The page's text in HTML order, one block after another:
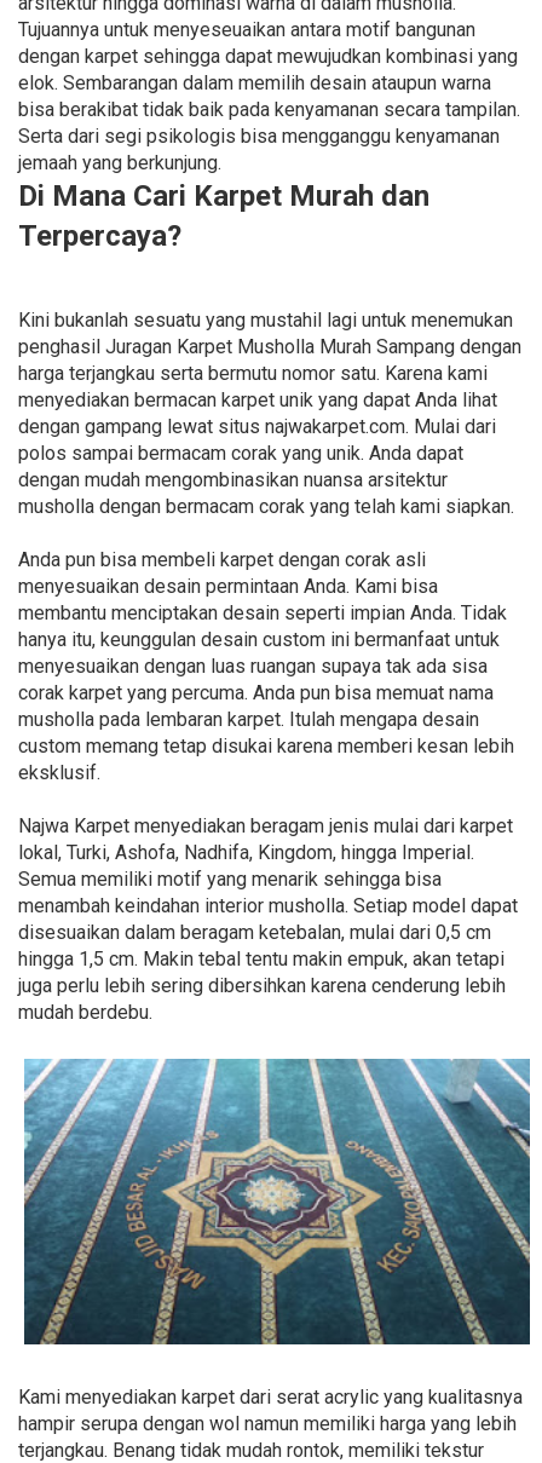
Tujuannya untuk menyeseuaikan antara motif bangunan
dengan karpet sehingga dapat mewujudkan kombinasi yang
elok. Sembarangan dalam memilih desain ataupun warna
bisa berakibat tidak baik pada kenyamanan secara tampilan.
Serta dari segi psikologis bisa mengganggu kenyamanan
jemaah yang berkunjung.
Di Mana Cari Karpet Murah dan
Terpercaya?
Kini bukanlah sesuatu yang mustahil lagi untuk menemukan
penghasil Juragan Karpet Musholla Murah Sampang dengan
harga terjangkau serta bermutu nomor satu. Karena kami
menyediakan bermacan karpet unik yang dapat Anda lihat
dengan gampang lewat situs najwakarpet.com. Mulai dari
polos sampai bermacam corak yang unik. Anda dapat
dengan mudah mengombinasikan nuansa arsitektur
musholla dengan bermacam corak yang telah kami siapkan.
Anda pun bisa membeli karpet dengan corak asli
menyesuaikan desain permintaan Anda. Kami bisa
membantu menciptakan desain seperti impian Anda. Tidak
hanya itu, keunggulan desain custom ini bermanfaat untuk
menyesuaikan dengan luas ruangan supaya tak ada sisa
corak karpet yang percuma. Anda pun bisa memuat nama
musholla pada lembaran karpet. Itulah mengapa desain
custom memang tetap disukai karena memberi kesan lebih
eksklusif.
Najwa Karpet menyediakan beragam jenis mulai dari karpet
lokal, Turki, Ashofa, Nadhifa, Kingdom, hingga Imperial.
Semua memiliki motif yang menarik sehingga bisa
menambah keindahan interior musholla. Setiap model dapat
disesuaikan dalam beragam ketebalan, mulai dari 0,5 cm
hingga 1,5 cm. Makin tebal tentu makin empuk, akan tetapi
juga perlu lebih sering dibersihkan karena cenderung lebih
mudah berdebu.
Kami menyediakan karpet dari serat acrylic yang kualitasnya
hampir serupa dengan wol namun memiliki harga yang lebih
terjangkau. Benang tidak mudah rontok, memiliki tekstur